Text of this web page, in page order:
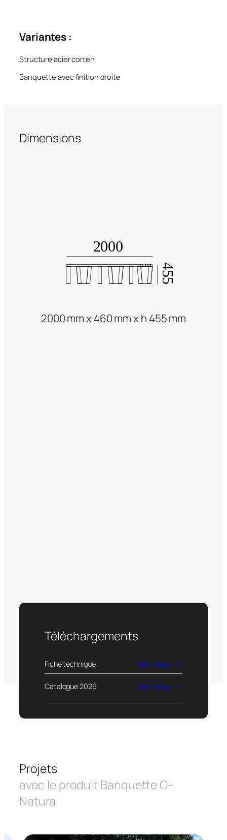
Variantes :
Structure acier corten
Banquette avec finition droite
Dimensions
2000 mm x 460 mm x h 455 mm
Téléchargements
Fiche technique Télécharger
Catalogue 2026 Télécharger
Projets
avec le produit Banquette C-
Natura